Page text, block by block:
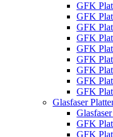
GFK
GFK
GFK
GFK
GFK
GFK
GFK
GFK
GFK
Glasfaser
GFK
GFK